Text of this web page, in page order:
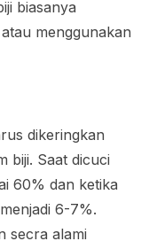
biasanya
menggunakan
dikeringkan
biji. Saat dicuci
60% dan ketika
6-7%.
secra alami